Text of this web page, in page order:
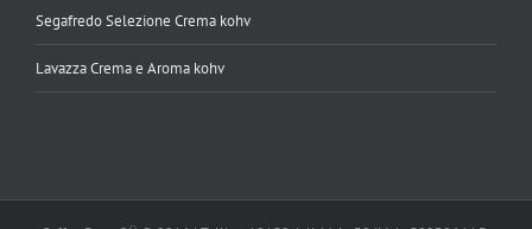
Segafredo Selezione Crema kohv
Lavazza Crema e Aroma kohv